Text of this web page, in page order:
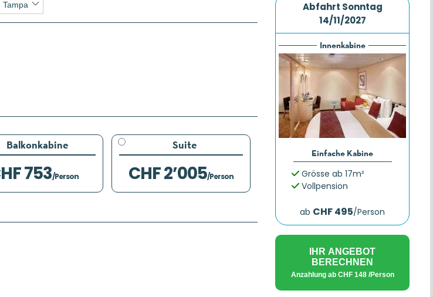
Balkonkabine
753/Person
Suite
CHF 2’005/Person
Abfahrt Sonntag
14/11/2027
Innenkabine
Einfache Kabine
Grösse ab 17m²
Vollpension
ab CHF 495/Person
IHR ANGEBOT
BERECHNEN
Anzahlung ab CHF 148/Person